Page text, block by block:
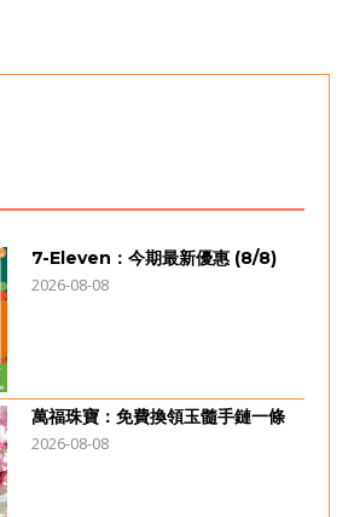
7-Eleven：今期最新優惠 (8/8)
2026-08-08
萬福珠寶：免費換領玉髓手鏈一條
2026-08-08